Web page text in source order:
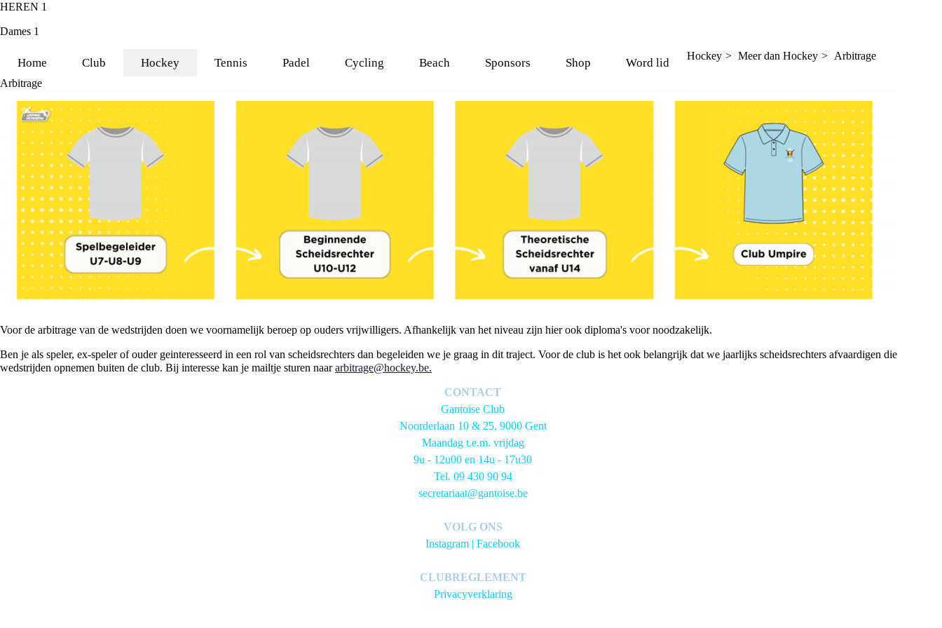
HEREN 1
Dames 1
Home Club Hockey Tennis Padel Cycling Beach Sponsors Shop Word lid
Hockey Meer dan Hockey Arbitrage
Arbitrage
Voor de arbitrage van de wedstrijden doen we voornamelijk beroep op ouders vrijwilligers. Afhankelijk van het niveau zijn hier ook diploma's voor noodzakelijk.
Ben je als speler, ex-speler of ouder geinteresseerd in een rol van scheidsrechters dan begeleiden we je graag in dit traject. Voor de club is het ook belangrijk dat we jaarlijks scheidsrechters afvaardigen die
wedstrijden opnemen buiten de club. Bij interesse kan je mailtje sturen naararbitrage@hockey.be.
CONTACT
Gantoise Club
Noorderlaan 10 & 25, 9000 Gent
Maandag t.e.m. vrijdag
9u - 12u00 en 14u - 17u30
Tel. 09 430 90 94
secretariaat@gantoise.be
VOLG ONS
Instagram | Facebook
CLUBREGLEMENT
Privacyverklaring